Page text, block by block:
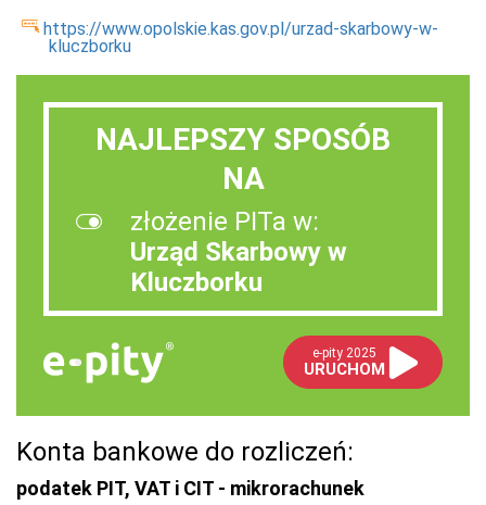
https://www.opolskie.kas.gov.pl/urzad-skarbowy-w-
kluczborku
NAJLEPSZY SPOSÓB
NA
złożenie PITa w:
Urząd Skarbowy w
Kluczborku
e-pity 2025
URUCHOM
Konta bankowe do rozliczeń:
podatek PIT, VAT i CIT - mikrorachunek